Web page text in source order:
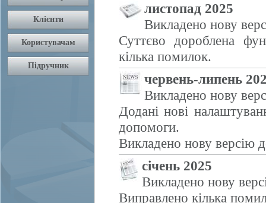
листопад 2025
Викладено нову
Суттєво дороблена
кілька помилок.
червень-липень
Викладено нову
Додані нові
допомоги.
Викладено нову версію
січень 2025
Викладено нову
Виправлено кілька